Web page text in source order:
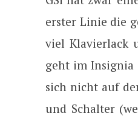
erster Linie die
viel Klavierlack
geht im Insignia
sich nicht auf
und Schalter